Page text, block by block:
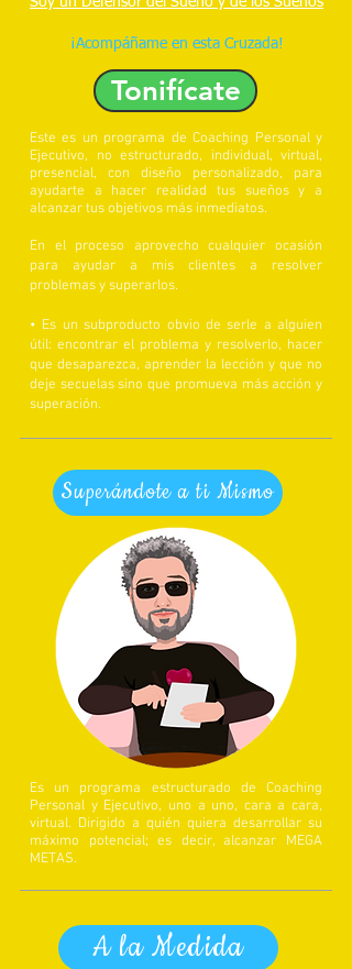
¡Acompáñame en esta Cruzada!
Tonifícate
Este es un programa de Coaching Personal y
Ejecutivo, no estructurado, individual, virtual,
presencial, con diseño personalizado, para
ayudarte a hacer realidad tus sueños y a
alcanzar tus objetivos más inmediatos.
En el proceso aprovecho cualquier ocasión
para ayudar a mis clientes a resolver
problemas y superarlos.
• Es un subproducto obvio de serle a alguien
útil: encontrar el problema y resolverlo, hacer
que desaparezca, aprender la lección y que no
deje secuelas sino que promueva más acción y
superación.
Superándote a ti Mismo
Es un programa estructurado de Coaching
Personal y Ejecutivo, uno a uno, cara a cara,
virtual. Dirigido a quién quiera desarrollar su
máximo potencial; es decir, alcanzar MEGA
METAS.
A la Medida